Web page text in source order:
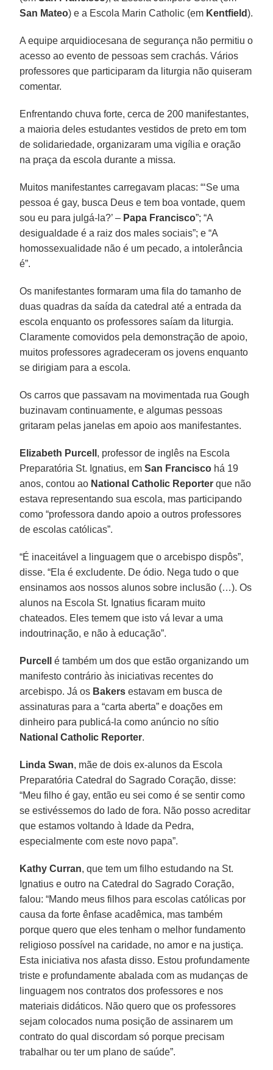
San Mateo) e a Escola Marin Catholic (em Kentfield).
A equipe arquidiocesana de segurança não permitiu o
acesso ao evento de pessoas sem crachás. Vários
professores que participaram da liturgia não quiseram
comentar.
Enfrentando chuva forte, cerca de 200 manifestantes,
a maioria deles estudantes vestidos de preto em tom
de solidariedade, organizaram uma vigília e oração
na praça da escola durante a missa.
Muitos manifestantes carregavam placas: “‘Se uma
pessoa é gay, busca Deus e tem boa vontade, quem
sou eu para julgá-la?’ – Papa Francisco”; “A
desigualdade é a raiz dos males sociais”; e “A
homossexualidade não é um pecado, a intolerância
é”.
Os manifestantes formaram uma fila do tamanho de
duas quadras da saída da catedral até a entrada da
escola enquanto os professores saíam da liturgia.
Claramente comovidos pela demonstração de apoio,
muitos professores agradeceram os jovens enquanto
se dirigiam para a escola.
Os carros que passavam na movimentada rua Gough
buzinavam continuamente, e algumas pessoas
gritaram pelas janelas em apoio aos manifestantes.
Elizabeth Purcell , professor de inglês na Escola
Preparatória St. Ignatius, emSan Francisco há 19
anos, contou ao National Catholic Reporter que não
estava representando sua escola, mas participando
como “professora dando apoio a outros professores
de escolas católicas”.
“É inaceitável a linguagem que o arcebispo dispôs”,
disse. “Ela é excludente. De ódio. Nega tudo o que
ensinamos aos nossos alunos sobre inclusão (…). Os
alunos na Escola St. Ignatius ficaram muito
chateados. Eles temem que isto vá levar a uma
indoutrinação, e não à educação”.
Purcell
é também um dos que estão organizando um
manifesto contrário às iniciativas recentes do
arcebispo. Já os Bakers estavam em busca de
assinaturas para a “carta aberta” e doações em
dinheiro para publicá-la como anúncio no sítio
National Catholic Reporter.
Linda Swan, mãe de dois ex-alunos da Escola
Preparatória Catedral do Sagrado Coração, disse:
“Meu filho é gay, então eu sei como é se sentir como
se estivéssemos do lado de fora. Não posso acreditar
que estamos voltando à Idade da Pedra,
especialmente com este novo papa”.
Kathy Curran, que tem um filho estudando na St.
Ignatius e outro na Catedral do Sagrado Coração,
falou: “Mando meus filhos para escolas católicas por
causa da forte ênfase acadêmica, mas também
porque quero que eles tenham o melhor fundamento
religioso possível na caridade, no amor e na justiça.
Esta iniciativa nos afasta disso. Estou profundamente
triste e profundamente abalada com as mudanças de
linguagem nos contratos dos professores e nos
materiais didáticos. Não quero que os professores
sejam colocados numa posição de assinarem um
contrato do qual discordam só porque precisam
trabalhar ou ter um plano de saúde”.